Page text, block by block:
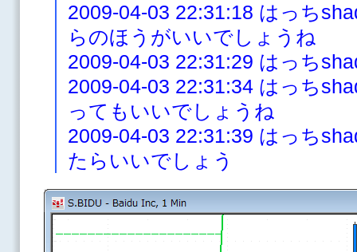
2009-04-03 22:31:18 はっち
らのほうがいいでしょうね
2009-04-03 22:31:29 はっち
2009-04-03 22:31:34 はっち
ってもいいでしょうね
2009-04-03 22:31:39 はっち
たらいいでしょう